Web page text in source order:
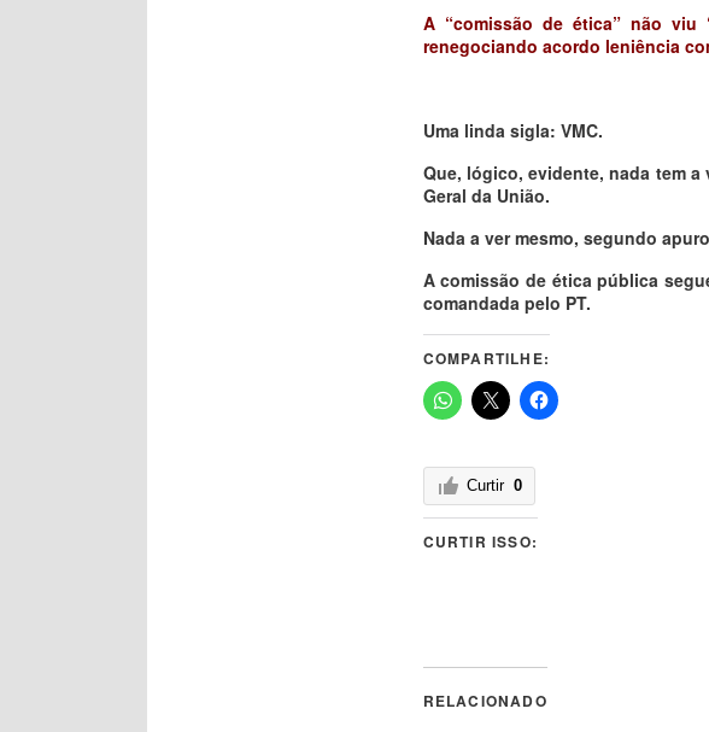
A “comissão de ética” não viu
renegociando acordo leniência
Uma linda sigla: VMC.
Que, lógico, evidente, nada tem
Geral da União.
Nada a ver mesmo, segundo
A comissão de ética pública
comandada pelo PT.
COMPARTILHE:
Curtir 0
CURTIR ISSO:
RELACIONADO